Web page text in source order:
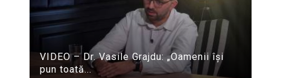
VIDEO – Dr. Vasile Grajdu: „Oamenii își
pun toată...